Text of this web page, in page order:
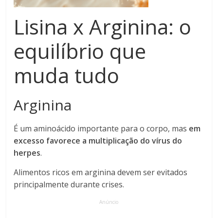
Lisina x Arginina: o
equilíbrio que
muda tudo
Arginina
É um aminoácido importante para o corpo, mas em
excesso favorece a multiplicação do vírus do
herpes.
Alimentos ricos em arginina devem ser evitados
principalmente durante crises.
Anúncio